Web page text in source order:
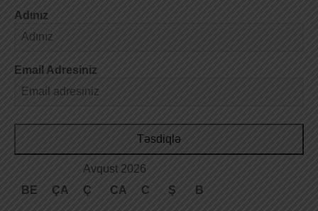
Adınız
Email Adresiniz
Təsdiqlə
Avqust 2026
BE
ÇA Ç CA C Ş B